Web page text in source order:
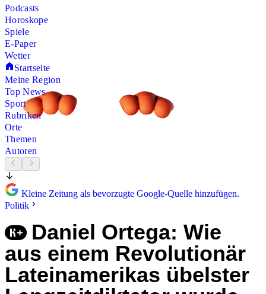
Podcasts
Horoskope
Spiele
E-Paper
Wetter
Startseite
Meine Region
Top News
Sport
Rubriken
Orte
Themen
Autoren
Kleine Zeitung als bevorzugte Google-Quelle hinzufügen.
Politik
Daniel Ortega: Wie
aus einem Revolutionär
Lateinamerikas übelster